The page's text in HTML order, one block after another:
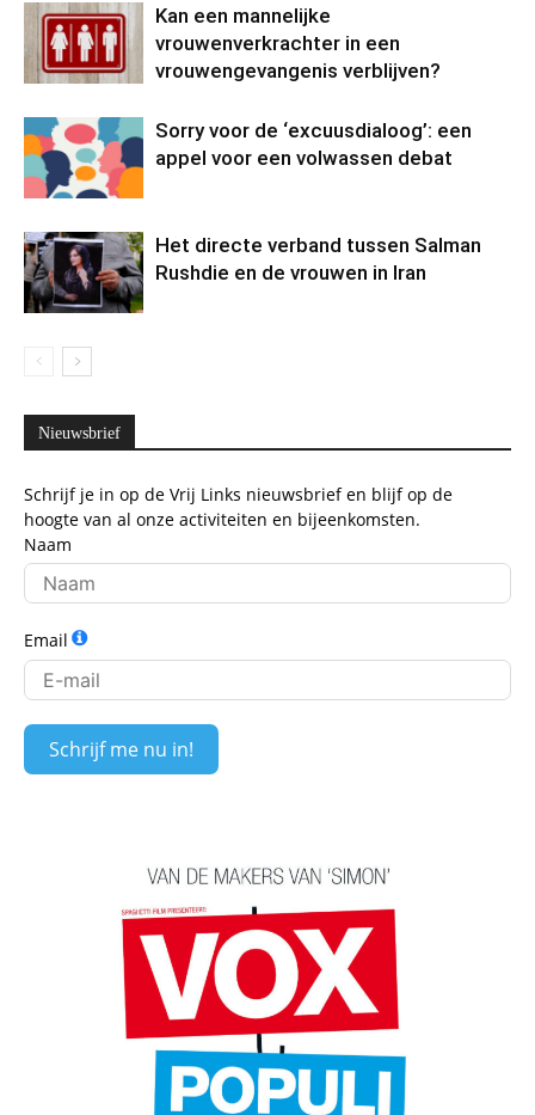
Kan een mannelijke
vrouwenverkrachter in een
vrouwengevangenis verblijven?
Sorry voor de ‘excuusdialoog’: een
appel voor een volwassen debat
Het directe verband tussen Salman
Rushdie en de vrouwen in Iran
Nieuwsbrief
Schrijf je in op de Vrij Links nieuwsbrief en blijf op de
hoogte van al onze activiteiten en bijeenkomsten.
Naam
Email
Schrijf me nu in!